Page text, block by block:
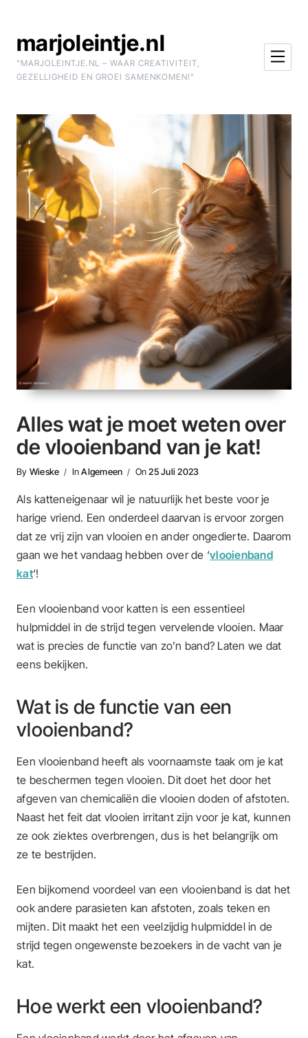
marjoleintje.nl
"MARJOLEINTJE.NL – WAAR CREATIVITEIT,
GEZELLIGHEID EN GROEI SAMENKOMEN!"
Alles wat je moet weten over
de vlooienband van je kat!
By Wieske InAlgemeen On25 Juli 2023
Als katteneigenaar wil je natuurlijk het beste voor je
harige vriend. Een onderdeel daarvan is ervoor zorgen
dat ze vrij zijn van vlooien en ander ongedierte. Daarom
gaan we het vandaag hebben over de ‘vlooienband
kat‘!
Een vlooienband voor katten is een essentieel
hulpmiddel in de strijd tegen vervelende vlooien. Maar
wat is precies de functie van zo’n band? Laten we dat
eens bekijken.
Wat is de functie van een
vlooienband?
Een vlooienband heeft als voornaamste taak om je kat
te beschermen tegen vlooien. Dit doet het door het
afgeven van chemicaliën die vlooien doden of afstoten.
Naast het feit dat vlooien irritant zijn voor je kat, kunnen
ze ook ziektes overbrengen, dus is het belangrijk om
ze te bestrijden.
Een bijkomend voordeel van een vlooienband is dat het
ook andere parasieten kan afstoten, zoals teken en
mijten. Dit maakt het een veelzijdig hulpmiddel in de
strijd tegen ongewenste bezoekers in de vacht van je
kat.
Hoe werkt een vlooienband?